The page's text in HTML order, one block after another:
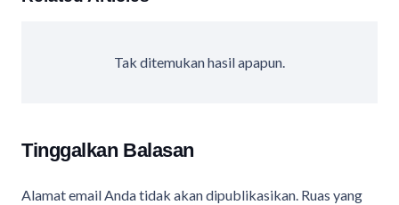
Tak ditemukan hasil apapun.
Tinggalkan Balasan
Alamat email Anda tidak akan dipublikasikan. Ruas yang